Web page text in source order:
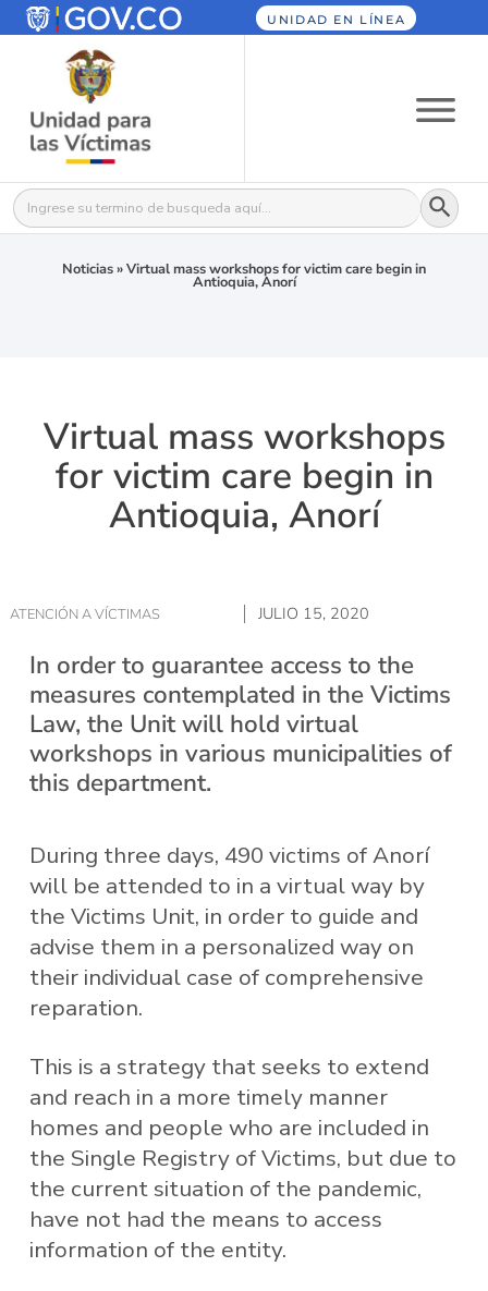
UNIDAD EN LÍNEA
Buscar: Botón
Noticias»Virtual mass workshops for victim care begin in
Antioquia, Anorí
Virtual mass workshops
for victim care begin in
Antioquia, Anorí
ATENCIÓN A VÍCTIMAS JULIO 15, 2020
In order to guarantee access to the
measures contemplated in the Victims
Law, the Unit will hold virtual
workshops in various municipalities of
this department.
During three days, 490 victims of Anorí
will be attended to in a virtual way by
the Victims Unit, in order to guide and
advise them in a personalized way on
their individual case of comprehensive
reparation.
This is a strategy that seeks to extend
and reach in a more timely manner
homes and people who are included in
the Single Registry of Victims, but due to
the current situation of the pandemic,
have not had the means to access
information of the entity.